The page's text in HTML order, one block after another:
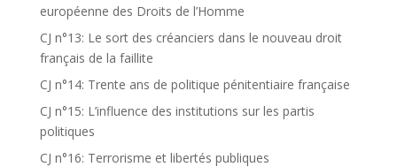
européenne des Droits de l’Homme
CJ n°13: Le sort des créanciers dans le nouveau droit
français de la faillite
CJ n°14: Trente ans de politique pénitentiaire française
CJ n°15: L’influence des institutions sur les partis
politiques
CJ n°16: Terrorisme et libertés publiques